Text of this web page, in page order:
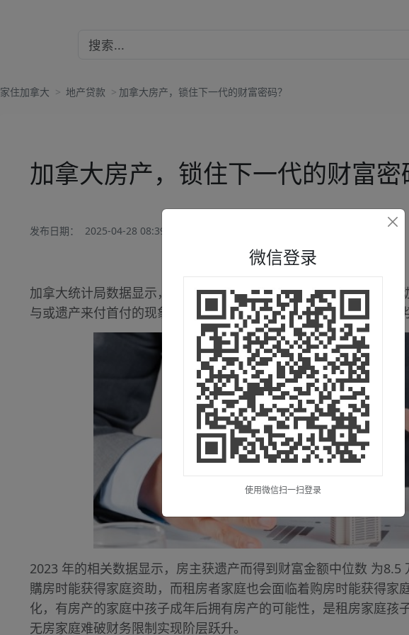
家住加拿大 > 地产贷款 > 加拿大房产，锁住下一代的财富密码？
加拿大房产，锁住下一代的财富密
发布日期： 2025-04-28 08:39:36
加拿大统计局数据显示，房产深刻影响着下一代经济起点与社会流
与或遗产来付首付的现象愈发普遍，租房家庭的年轻人则先天呈现劣
2023 年的相关数据显示，房主获遗产而得到财富金额中位数 为
購房时能获得家庭资助，而租房者家庭也会面临着购房时能获得家
化，有房产的家庭中孩子成年后拥有房产的可能性，是租房家庭孩
无房家庭难破财务限制实现阶层跃升。
微信登录
使用微信扫一扫登录